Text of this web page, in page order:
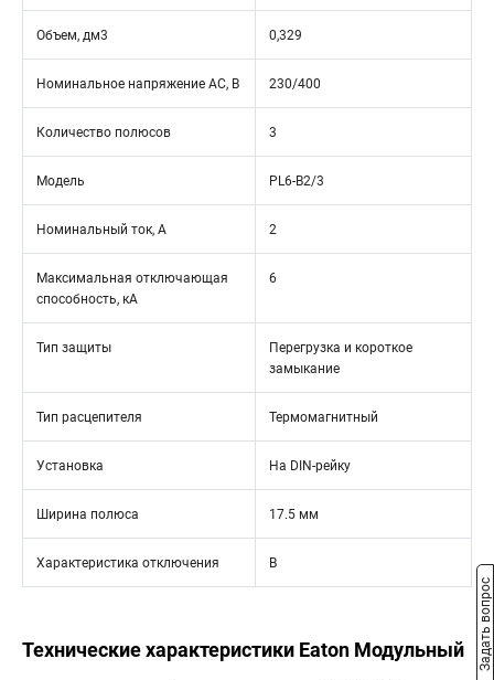
Объем, дм3 0,329
Номинальное напряжение АС, В 230/400
Количество полюсов 3
Модель PL6-B2/3
Номинальный ток, А 2
Максимальная отключающая
способность, кА
6
Тип защиты
Перегрузка и короткое
замыкание
Тип расцепителя Термомагнитный
Установка На DIN-рейку
Ширина полюса 17.5 мм
Характеристика отключения B
Технические характеристики Eaton Модульный
Задать вопрос